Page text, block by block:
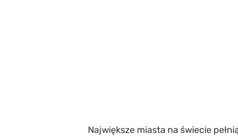
Największe miasta na świecie